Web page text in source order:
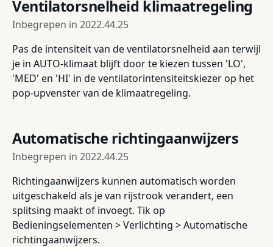
Ventilatorsnelheid klimaatregeling
Inbegrepen in 2022.44.25
Pas de intensiteit van de ventilatorsnelheid aan terwijl
je in AUTO-klimaat blijft door te kiezen tussen 'LO',
'MED' en 'HI' in de ventilatorintensiteitskiezer op het
pop-upvenster van de klimaatregeling.
Automatische richtingaanwijzers
Inbegrepen in 2022.44.25
Richtingaanwijzers kunnen automatisch worden
uitgeschakeld als je van rijstrook verandert, een
splitsing maakt of invoegt. Tik op
Bedieningselementen > Verlichting > Automatische
richtingaanwijzers.